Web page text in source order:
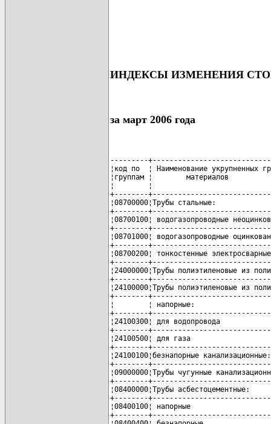
ИНДЕКСЫ ИЗМЕНЕНИЯ
за март 2006 года
---------
¦код по  ¦ Наименование
¦группам ¦        материалов
¦        ¦
+--------
¦08700000¦Трубы стальные:
+--------
¦08700100¦ водогазопроводные
+--------
¦08701000¦ водогазопроводные
+--------
¦08700200¦ тонкостенные
+--------
¦24000000¦Трубы полиэтиленовые из
+--------
¦24100000¦Трубы полиэтиленовые
+--------
¦        ¦ напорные:
+--------
¦24100300¦ для водопровода
+--------
¦24100500¦ для газа
+--------
¦24100100¦безнапорные
+--------
¦09000000¦Трубы чугунные
+--------
¦08400000¦Трубы
+--------
¦08400100¦ напорные
+--------